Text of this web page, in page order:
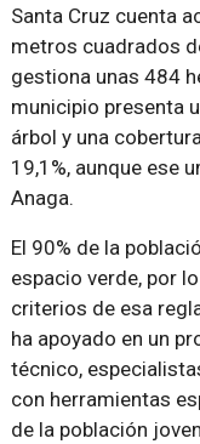
Santa Cruz cuenta
metros cuadrados
gestiona unas 484
municipio presenta
árbol y una
19,1%, aunque ese
Anaga.
El 90% de la
espacio verde, por
criterios de esa
ha apoyado en un
técnico,
con herramientas
de la población